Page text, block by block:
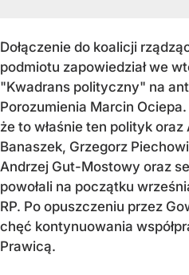
Dołączenie do koalicji
podmiotu zapowiedział we
"Kwadrans polityczny" na
Porozumienia Marcin
że to właśnie ten polityk
Banaszek, Grzegorz
Andrzej Gut-Mostowy oraz
powołali na początku
RP. Po opuszczeniu przez
chęć kontynuowania
Prawicą.